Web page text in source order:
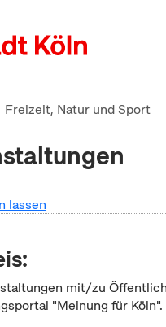
Freizeit, Natur und Sport
lassen
mit/zu
"Meinung für Köln".